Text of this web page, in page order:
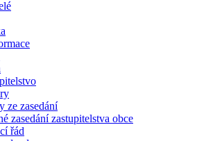
ze zasedání
zasedání zastupitelstva obce
řád